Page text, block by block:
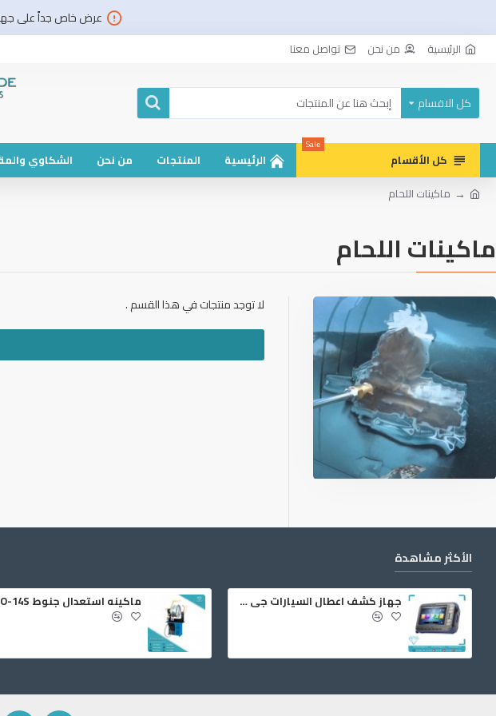
عرض خاص جداً على
الرئيسية من نحن تواصل معنا
كل الاقسام
كل الأقسام
Sale
الرئيسية المنتجات من نحن الشكاوي
ماكينات اللحام
ماكينات اللحام
لا توجد منتجات في هذا القسم .
الأكثر مشاهدة
جهاز كشف اعطال السيارات جي سكان 2 ماكينه استعدال جنوط PO-14S